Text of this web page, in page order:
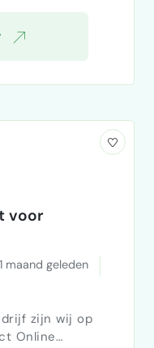
voor
maand geleden
zijn wij op
Online